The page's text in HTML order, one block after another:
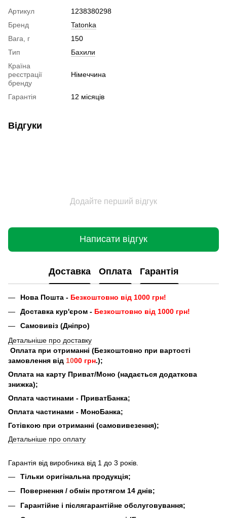
Артикул
1238380298
Бренд
Tatonka
Вага, г
150
Тип
Бахили
Країна
реєстрації
бренду
Німеччина
Гарантія 12 місяців
Відгуки
Додайте перший відгук
Написати відгук
Доставка Оплата Гарантія
Нова Пошта - Безкоштовно від 1000 грн!
Доставка кур'єром - Безкоштовно від 1000 грн!
Самовивіз (Дніпро)
Детальніше про доставку
Оплата при отриманні (Безкоштовно при вартості
замовлення від 1000 грн.);
Оплата на карту Приват/Моно (надається додаткова
знижка);
Оплата частинами - ПриватБанка;
Оплата частинами - МоноБанка;
Готівкою при отриманні (самовивезення);
Детальніше про оплату
Гарантія від виробника від 1 до 3 років.
Тільки оригінальна продукція;
Повернення / обмін протягом 14 днів;
Гарантійне і післягарантійне обслуговування;